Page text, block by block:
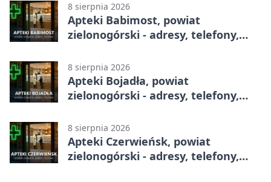
8 sierpnia 2026
Apteki Babimost, powiat
zielonogórski - adresy, telefony,
8 sierpnia 2026
Apteki Bojadła, powiat
zielonogórski - adresy, telefony,
8 sierpnia 2026
Apteki Czerwieńsk, powiat
zielonogórski - adresy, telefony,